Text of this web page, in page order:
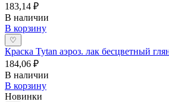
183,14 ₽
В наличии
В корзину
♡
Краска Tytan аэроз. лак бесцветный
184,06 ₽
В наличии
В корзину
Новинки